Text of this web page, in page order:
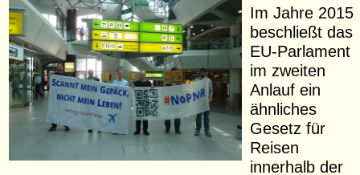
Im Jahre 2015
beschließt das
EU-Parlament
im zweiten
Anlauf ein
ähnliches
Gesetz für
Reisen
innerhalb der